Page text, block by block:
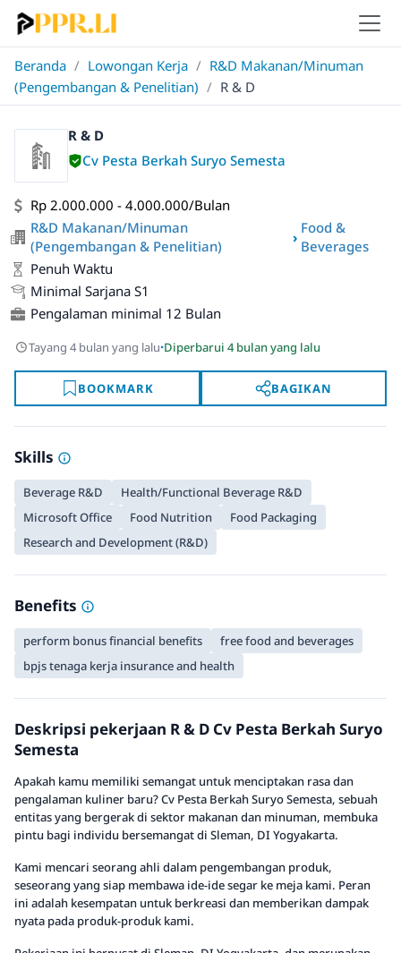
Beranda / Lowongan Kerja / R&D Makanan/Minuman
(Pengembangan & Penelitian) / R & D
R & D
Cv Pesta Berkah Suryo Semesta
Rp 2.000.000 - 4.000.000/Bulan
R&D Makanan/Minuman
(Pengembangan & Penelitian)
›
Food &
Beverages
Penuh Waktu
Minimal Sarjana S1
Pengalaman minimal 12 Bulan
Tayang 4 bulan yang lalu·Diperbarui 4 bulan yang lalu
BOOKMARK BAGIKAN
Skills
Beverage R&D
Health/Functional Beverage R&D
Microsoft Office
Food Nutrition
Food Packaging
Research and Development (R&D)
Benefits
perform bonus financial benefits
free food and beverages
bpjs tenaga kerja insurance and health
Deskripsi pekerjaan R & D Cv Pesta Berkah Suryo
Semesta
Apakah kamu memiliki semangat untuk menciptakan rasa dan
pengalaman kuliner baru? Cv Pesta Berkah Suryo Semesta, sebuah
entitas yang bergerak di sektor makanan dan minuman, membuka
pintu bagi individu bersemangat di Sleman, DI Yogyakarta.
Kami mencari seorang ahli dalam pengembangan produk,
seseorang yang siap membawa ide-ide segar ke meja kami. Peran
ini adalah kesempatan untuk berkreasi dan memberikan dampak
nyata pada produk-produk kami.